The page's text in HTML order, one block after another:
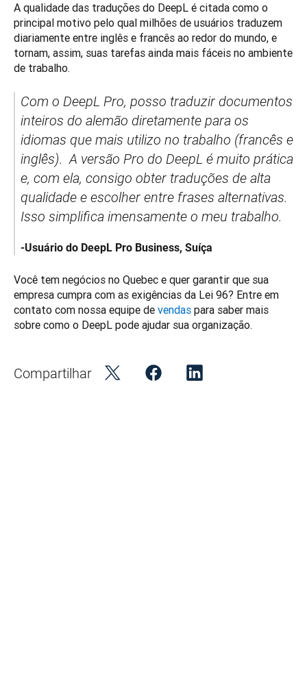
A qualidade das traduções do DeepL é citada como o
principal motivo pelo qual milhões de usuários traduzem
diariamente entre inglês e francês ao redor do mundo, e
tornam, assim, suas tarefas ainda mais fáceis no ambiente
de trabalho.
Com o DeepL Pro, posso traduzir documentos
inteiros do alemão diretamente para os
idiomas que mais utilizo no trabalho (francês e
inglês). A versão Pro do DeepL é muito prática
e, com ela, consigo obter traduções de alta
qualidade e escolher entre frases alternativas.
Isso simplifica imensamente o meu trabalho.
-Usuário do DeepL Pro Business, Suíça
Você tem negócios no Quebec e quer garantir que sua
empresa cumpra com as exigências da Lei 96? Entre em
contato com nossa equipe de vendas para saber mais
sobre como o DeepL pode ajudar sua organização.
Compartilhar